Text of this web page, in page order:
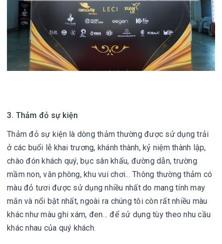
3. Thảm đỏ sự kiện
Thảm đỏ sự kiện là dòng thảm thường được sử dụng trải
ở các buổi lễ khai trương, khánh thành, kỷ niệm thành lập,
chào đón khách quý, bục sân khấu, đường dẫn, trường
mầm non, văn phòng, khu vui chơi... Thông thường thảm có
màu đỏ tươi được sử dụng nhiều nhất do mang tính may
mắn và nổi bật nhất, ngoài ra chúng tôi còn rất nhiều màu
khác như màu ghi xám, đen... để sử dụng tùy theo nhu cầu
khác nhau của quý khách.